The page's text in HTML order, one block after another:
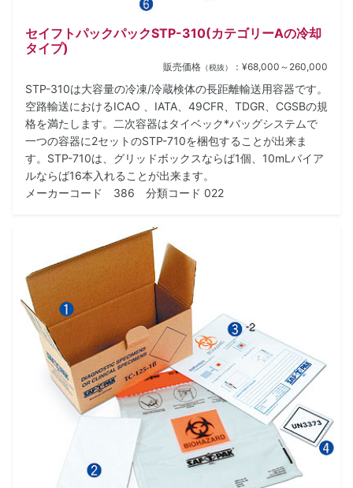
セイフトパックパックSTP-310(カテゴリーAの冷却
タイプ)
販売価格 （税抜） ：¥68,000～260,000
STP-310は大容量の冷凍/冷蔵検体の長距離輸送用容器です。
空路輸送におけるICAO 、IATA、49CFR、TDGR、CGSBの規
格を満たします。二次容器はタイベック*バッグシステムで
一つの容器に2セットのSTP-710を梱包することが出来ま
す。STP-710は、グリッドボックスならば1個、10mLバイア
ルならば16本入れることが出来ます。
メーカーコード 386 分類コード 022